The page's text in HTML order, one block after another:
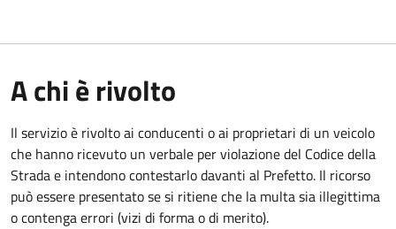
A chi è rivolto
Il servizio è rivolto ai conducenti o ai proprietari di un veicolo
che hanno ricevuto un verbale per violazione del Codice della
Strada e intendono contestarlo davanti al Prefetto. Il ricorso
può essere presentato se si ritiene che la multa sia illegittima
o contenga errori (vizi di forma o di merito).